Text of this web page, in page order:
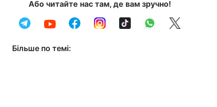
Або читайте нас там, де вам зручно!
Більше по темі: